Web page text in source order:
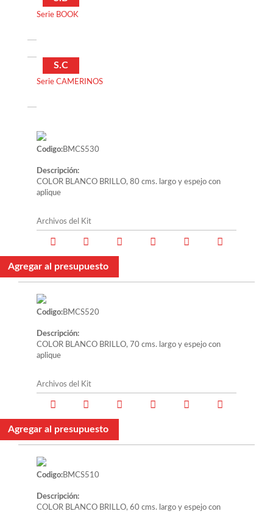
Serie BOOK
S.C
Serie CAMERINOS
Codigo:BMCS530
Descripción:
COLOR BLANCO BRILLO, 80 cms. largo y espejo con
aplique
Archivos del Kit
Agregar al presupuesto
Codigo:BMCS520
Descripción:
COLOR BLANCO BRILLO, 70 cms. largo y espejo con
aplique
Archivos del Kit
Agregar al presupuesto
Codigo:BMCS510
Descripción:
COLOR BLANCO BRILLO, 60 cms. largo y espejo con